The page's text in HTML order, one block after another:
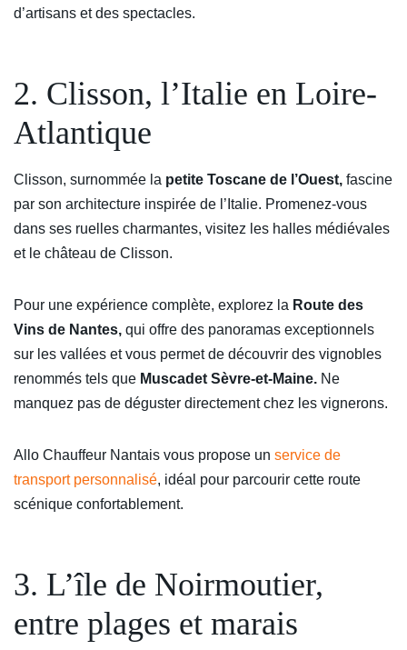
d’artisans et des spectacles.
2. Clisson, l’Italie en Loire-
Atlantique
Clisson, surnommée la petite Toscane de l’Ouest, fascine
par son architecture inspirée de l’Italie. Promenez-vous
dans ses ruelles charmantes, visitez les halles médiévales
et le château de Clisson.
Pour une expérience complète, explorez la Route des
Vins de Nantes, qui offre des panoramas exceptionnels
sur les vallées et vous permet de découvrir des vignobles
renommés tels que Muscadet Sèvre-et-Maine. Ne
manquez pas de déguster directement chez les vignerons.
Allo Chauffeur Nantais vous propose un service de
transport personnalisé, idéal pour parcourir cette route
scénique confortablement.
3. L’île de Noirmoutier,
entre plages et marais